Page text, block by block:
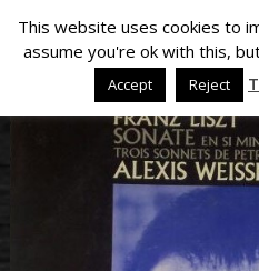
This website uses cookies to
assume you're ok with this,
Accept Reject